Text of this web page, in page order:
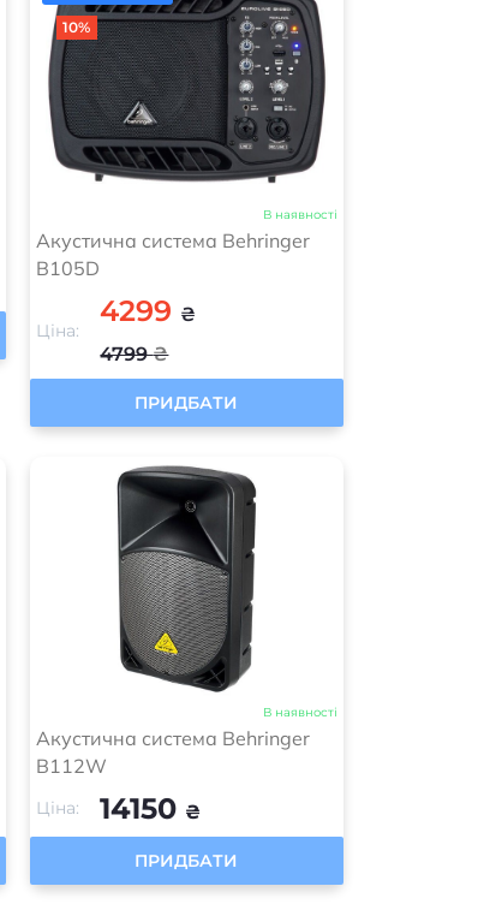
10%
В наявності
Акустична система Behringer
B105D
Ціна:
4799₴
4299 ₴
ПРИДБАТИ
В наявності
Акустична система Behringer
B112W
Ціна: 14150 ₴
ПРИДБАТИ